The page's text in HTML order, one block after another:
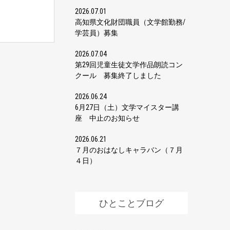
2026.07.01
高知県文化財団職員（文学館勤務/
学芸員）募集
2026.07.04
第29回児童生徒文学作品朗読コン
クール 募集終了しました
2026.06.24
6月27日（土）文学マイスター講
座 中止のお知らせ
2026.06.21
７月のおはなしキャラバン（７月
４日）
ひとことブログ